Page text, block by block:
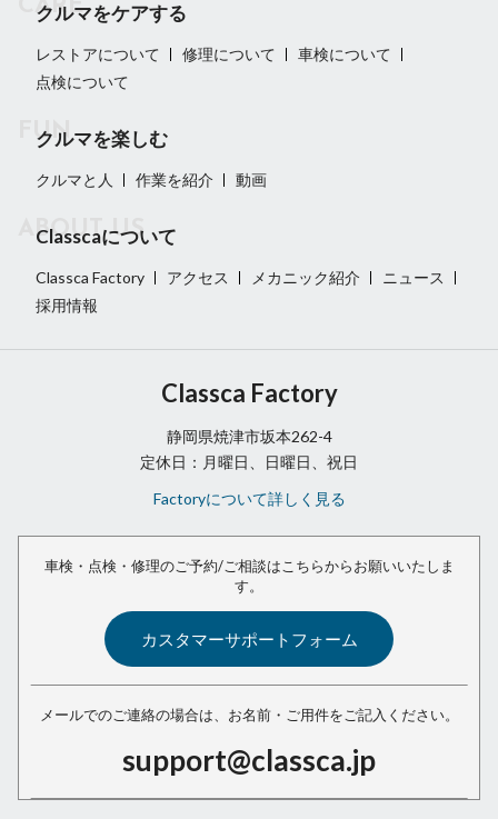
クルマをケアする
レストアについて 修理について
車検について
点検について
クルマを楽しむ
クルマと人 作業を紹介 動画
Classcaについて
Classca Factory アクセス メカニック紹介
ニュース
採用情報
Classca Factory
静岡県焼津市坂本262-4
定休日：月曜日、日曜日、祝日
Factoryについて詳しく見る
車検・点検・修理のご予約/ご相談はこちらからお願いいたしま
す。
カスタマーサポートフォーム
メールでのご連絡の場合は、 お名前・ご用件をご記入ください。
support@classca.jp